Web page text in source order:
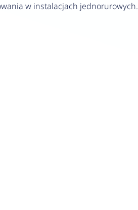
w instalacjach jednorurowych.